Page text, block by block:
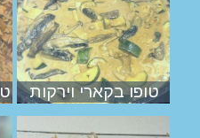
טופו בקארי וירקות